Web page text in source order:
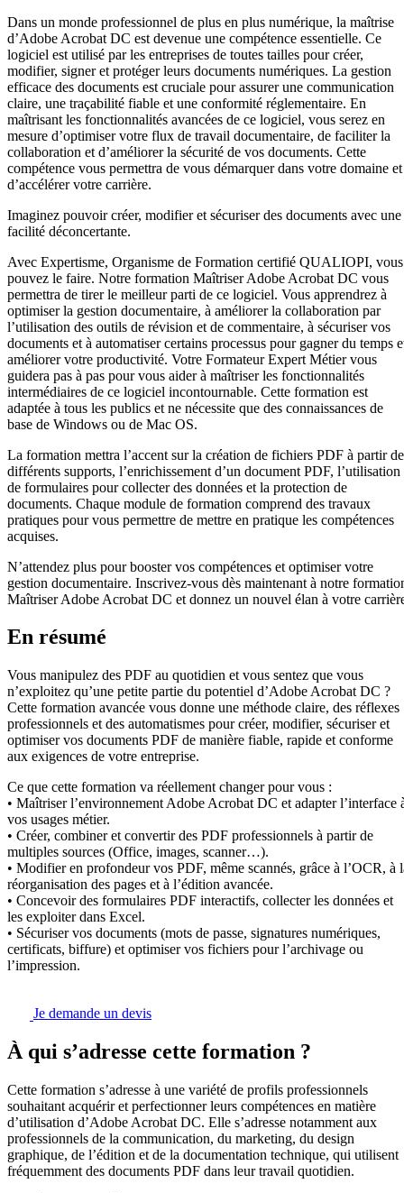
Dans un monde professionnel de plus en plus numérique, la maîtrise
d’Adobe Acrobat DC est devenue une compétence essentielle. Ce
logiciel est utilisé par les entreprises de toutes tailles pour créer,
modifier, signer et protéger leurs documents numériques. La gestion
efficace des documents est cruciale pour assurer une communication
claire, une traçabilité fiable et une conformité réglementaire. En
maîtrisant les fonctionnalités avancées de ce logiciel, vous serez en
mesure d’optimiser votre flux de travail documentaire, de faciliter la
collaboration et d’améliorer la sécurité de vos documents. Cette
compétence vous permettra de vous démarquer dans votre domaine et
d’accélérer votre carrière.
Imaginez pouvoir créer, modifier et sécuriser des documents avec une
facilité déconcertante.
Avec Expertisme, Organisme de Formation certifié QUALIOPI, vous
pouvez le faire. Notre formation Maîtriser Adobe Acrobat DC vous
permettra de tirer le meilleur parti de ce logiciel. Vous apprendrez à
optimiser la gestion documentaire, à améliorer la collaboration par
l’utilisation des outils de révision et de commentaire, à sécuriser vos
documents et à automatiser certains processus pour gagner du temps
améliorer votre productivité. Votre Formateur Expert Métier vous
guidera pas à pas pour vous aider à maîtriser les fonctionnalités
intermédiaires de ce logiciel incontournable. Cette formation est
adaptée à tous les publics et ne nécessite que des connaissances de
base de Windows ou de Mac OS.
La formation mettra l’accent sur la création de fichiers PDF à partir de
différents supports, l’enrichissement d’un document PDF, l’utilisation
de formulaires pour collecter des données et la protection de
documents. Chaque module de formation comprend des travaux
pratiques pour vous permettre de mettre en pratique les compétences
acquises.
N’attendez plus pour booster vos compétences et optimiser votre
gestion documentaire. Inscrivez-vous dès maintenant à notre
Maîtriser Adobe Acrobat DC et donnez un nouvel élan à votre
En résumé
Vous manipulez des PDF au quotidien et vous sentez que vous
n’exploitez qu’une petite partie du potentiel d’Adobe Acrobat DC ?
Cette formation avancée vous donne une méthode claire, des réflexes
professionnels et des automatismes pour créer, modifier, sécuriser et
optimiser vos documents PDF de manière fiable, rapide et conforme
aux exigences de votre entreprise.
Ce que cette formation va réellement changer pour vous :
• Maîtriser l’environnement Adobe Acrobat DC et adapter l’interface
vos usages métier.
• Créer, combiner et convertir des PDF professionnels à partir de
multiples sources (Office, images, scanner…).
• Modifier en profondeur vos PDF, même scannés, grâce à l’OCR, à
réorganisation des pages et à l’édition avancée.
• Concevoir des formulaires PDF interactifs, collecter les données et
les exploiter dans Excel.
• Sécuriser vos documents (mots de passe, signatures numériques,
certificats, biffure) et optimiser vos fichiers pour l’archivage ou
l’impression.
Je demande un devis
À qui s’adresse cette formation ?
Cette formation s’adresse à une variété de profils professionnels
souhaitant acquérir et perfectionner leurs compétences en matière
d’utilisation d’Adobe Acrobat DC. Elle s’adresse notamment aux
professionnels de la communication, du marketing, du design
graphique, de l’édition et de la documentation technique, qui utilisent
fréquemment des documents PDF dans leur travail quotidien.